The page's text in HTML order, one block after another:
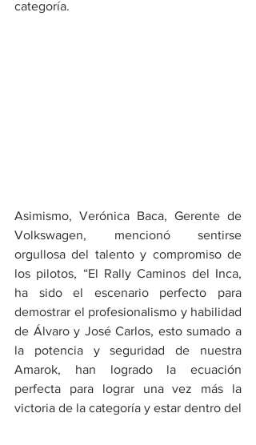
categoría.
Asimismo, Verónica Baca, Gerente de
Volkswagen, mencionó sentirse
orgullosa del talento y compromiso de
los pilotos, “El Rally Caminos del Inca,
ha sido el escenario perfecto para
demostrar el profesionalismo y habilidad
de Álvaro y José Carlos, esto sumado a
la potencia y seguridad de nuestra
Amarok, han logrado la ecuación
perfecta para lograr una vez más la
victoria de la categoría y estar dentro del